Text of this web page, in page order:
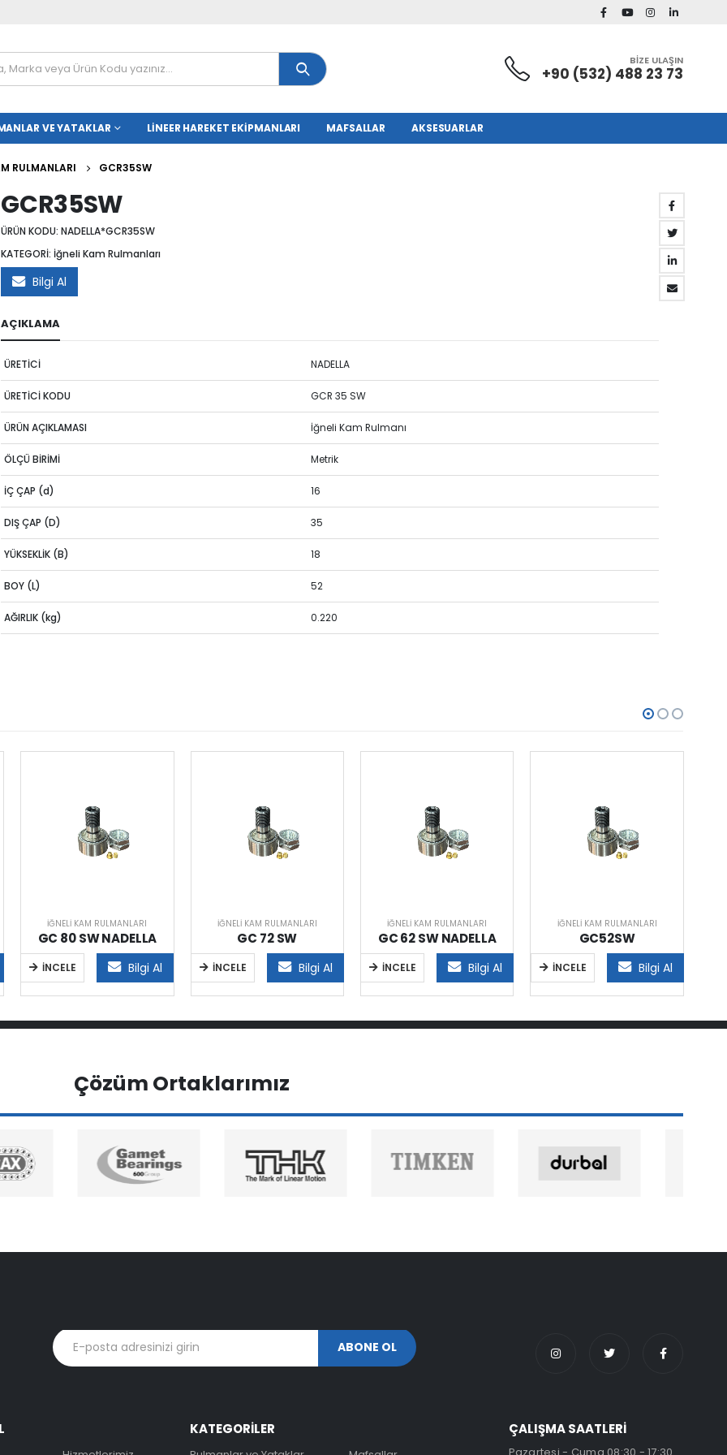
BİZE ULAŞIN
+90 (532) 488 23 73
VE YATAKLAR LINEER HAREKET EKIPMANLARI MAFSALLAR AKSESUARLAR
RULMANLARI GCR35SW
GCR35SW
ÜRÜN KODU:NADELLA*GCR35SW
KATEGORİ: İğneli Kam Rulmanları
Bilgi Al
AÇIKLAMA
ÜRETİCİ NADELLA
ÜRETİCİ KODU GCR 35 SW
ÜRÜN AÇIKLAMASI İğneli Kam Rulmanı
ÖLÇÜ BİRİMİ Metrik
İÇ ÇAP (d) 16
DIŞ ÇAP (D) 35
YÜKSEKLİK (B) 18
BOY (L) 52
AĞIRLIK (kg) 0.220
İĞNELI KAM RULMANLARI
GC 80 SW NADELLA
İNCELE Bilgi Al
İĞNELI KAM RULMANLARI
GC 72 SW
İNCELE Bilgi Al
İĞNELI KAM RULMANLARI
GC 62 SW NADELLA
İNCELE Bilgi Al
İĞNELI KAM RULMANLARI
GC52SW
İNCELE Bilgi Al
Çözüm Ortaklarımız
KATEGORİLER ÇALIŞMA SAATLERİ